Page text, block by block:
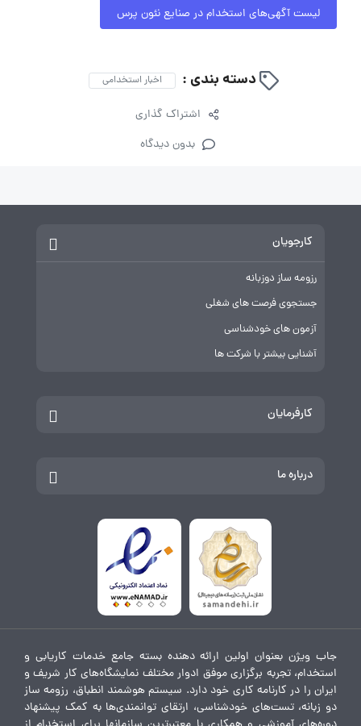
لیست آگهی‌های استخدام در صنایع نئون پرس
دسته بندی : اخبار استخدامی
اشتراک گذاری
بدون دیدگاه
کارجویان
رزومه ساز دوزبانه
جستجوی فرصت های شغلی
آزمون های خودشناسی
آشنایی بیشتر با شرکت ها
کارفرمایان
درباره ما
جاب ویژن بعنوان اولین ارائه دهنده بسته جامع خدمات کاریابی و
استخدام، تجربه برگزاری موفق ادوار مختلف نمایشگاه‌های کار شریف و
ایران را در کارنامه کاری خود دارد. سیستم هوشمند انطباق، رزومه ساز
دو زبانه، تست‌های خودشناسی، ارتقای توانمندی‌ها به کمک پیشنهاد